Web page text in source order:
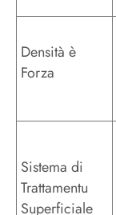
Densità è
Forza
Sistema di
Trattamentu
Superficiale